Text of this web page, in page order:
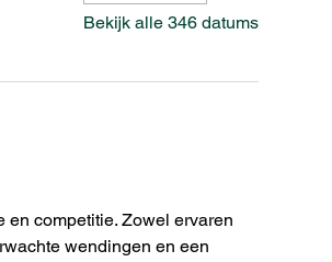
Bekijk alle 346 datums
en competitie. Zowel ervaren
wendingen en een